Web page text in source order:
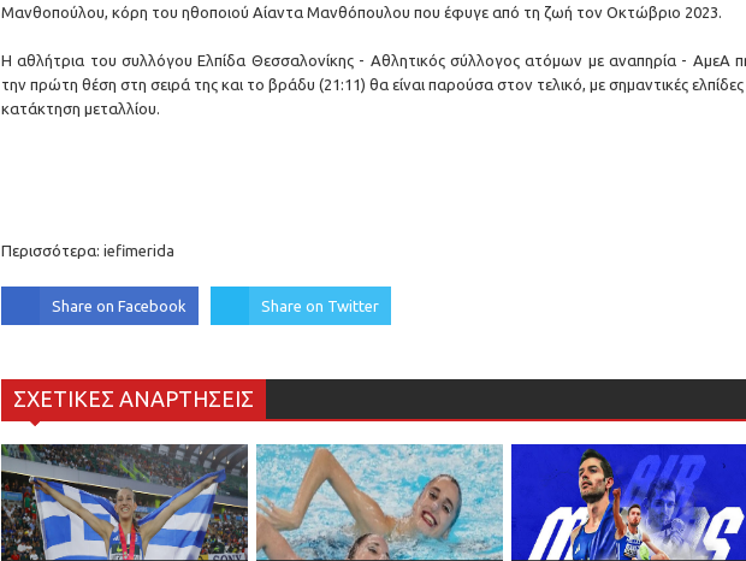
Μανθοπούλου, κόρη του ηθοποιού Αίαντα Μανθόπουλου που έφυγε από τη ζωή τον Οκτώβριο 2023.
Η αθλήτρια του συλλόγου Ελπίδα Θεσσαλονίκης - Αθλητικός σύλλογος ατόμων με αναπηρία - AμεΑ
την πρώτη θέση στη σειρά της και το βράδυ (21:11) θα είναι παρούσα στον τελικό, με σημαντικές ελπίδες
κατάκτηση μεταλλίου.
Περισσότερα: iefimerida
Share on Facebook Share on Twitter
ΣΧΕΤΙΚΕΣ ΑΝΑΡΤΗΣΕΙΣ